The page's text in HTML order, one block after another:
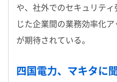
や、社外でのセキュリテ
じた企業間の業務効率化
が期待されている。
四国電力、マキタ